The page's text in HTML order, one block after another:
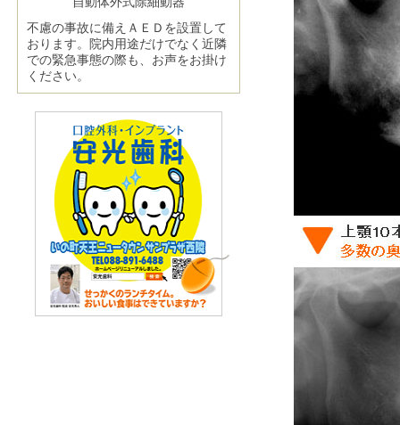
不慮の事故に備えＡＥＤを設置して
おります。院内用途だけでなく近隣
での緊急事態の際も、お声をお掛け
ください。